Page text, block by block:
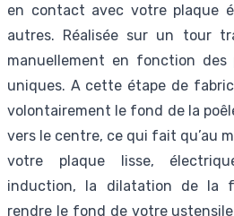
en contact avec votre plaque
autres. Réalisée sur un tour
manuellement en fonction
uniques. A cette étape de
volontairement le fond de la
vers le centre, ce qui fait qu’au
votre plaque lisse,
induction, la dilatation de la
rendre le fond de votre